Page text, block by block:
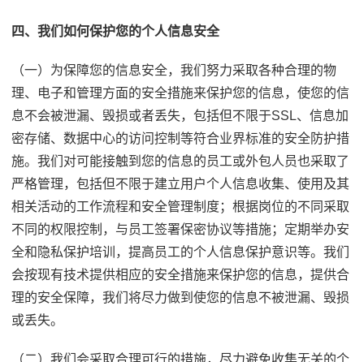
四、我们如何保护您的个人信息安全
（一）为保障您的信息安全，我们努力采取各种合理的物
理、电子和管理方面的安全措施来保护您的信息，使您的信
息不会被泄漏、毁损或者丢失，包括但不限于SSL、信息加
密存储、数据中心的访问控制等符合业界标准的安全防护措
施。我们对可能接触到您的信息的员工或外包人员也采取了
严格管理，包括但不限于建立用户个人信息收集、使用及其
相关活动的工作流程和安全管理制度；根据岗位的不同采取
不同的权限控制，与员工签署保密协议等措施；定期举办安
全和隐私保护培训，提高员工的个人信息保护意识等。我们
会按现有技术提供相应的安全措施来保护您的信息，提供合
理的安全保障，我们将尽力做到使您的信息不被泄漏、毁损
或丢失。
（二）我们会采取合理可行的措施，尽力避免收集无关的个